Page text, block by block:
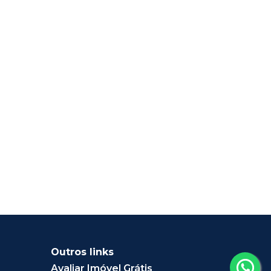
Outros links
Avaliar Imóvel Grátis